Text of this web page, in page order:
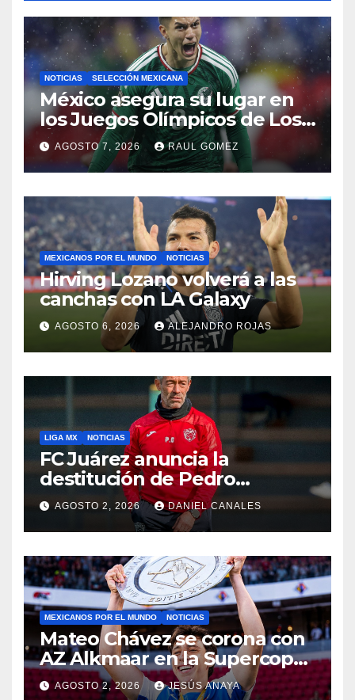
NOTICIAS SELECCIÓN MEXICANA
México asegura su lugar en
los Juegos Olímpicos de Los
Ángeles 2028
AGOSTO 7, 2026 RAUL GOMEZ
MEXICANOS POR EL MUNDO NOTICIAS
Hirving Lozano volverá a las
canchas con LA Galaxy
AGOSTO 6, 2026 ALEJANDRO ROJAS
LIGA MX NOTICIAS
FC Juárez anuncia la
destitución de Pedro
Caixinha
AGOSTO 2, 2026 DANIEL CANALES
MEXICANOS POR EL MUNDO NOTICIAS
Mateo Chávez se corona con
AZ Alkmaar en la Supercopa
de Países Bajos
AGOSTO 2, 2026 JESÚS ANAYA